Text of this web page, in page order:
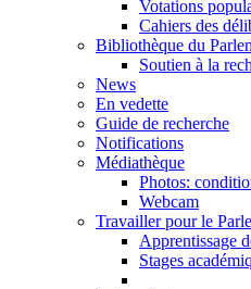
Votations
Cahiers des
Bibliothèque du
Soutien à la
News
En vedette
Guide de recherche
Notifications
Médiathèque
Photos:
Webcam
Travailler pour le
Apprentissage
Stages